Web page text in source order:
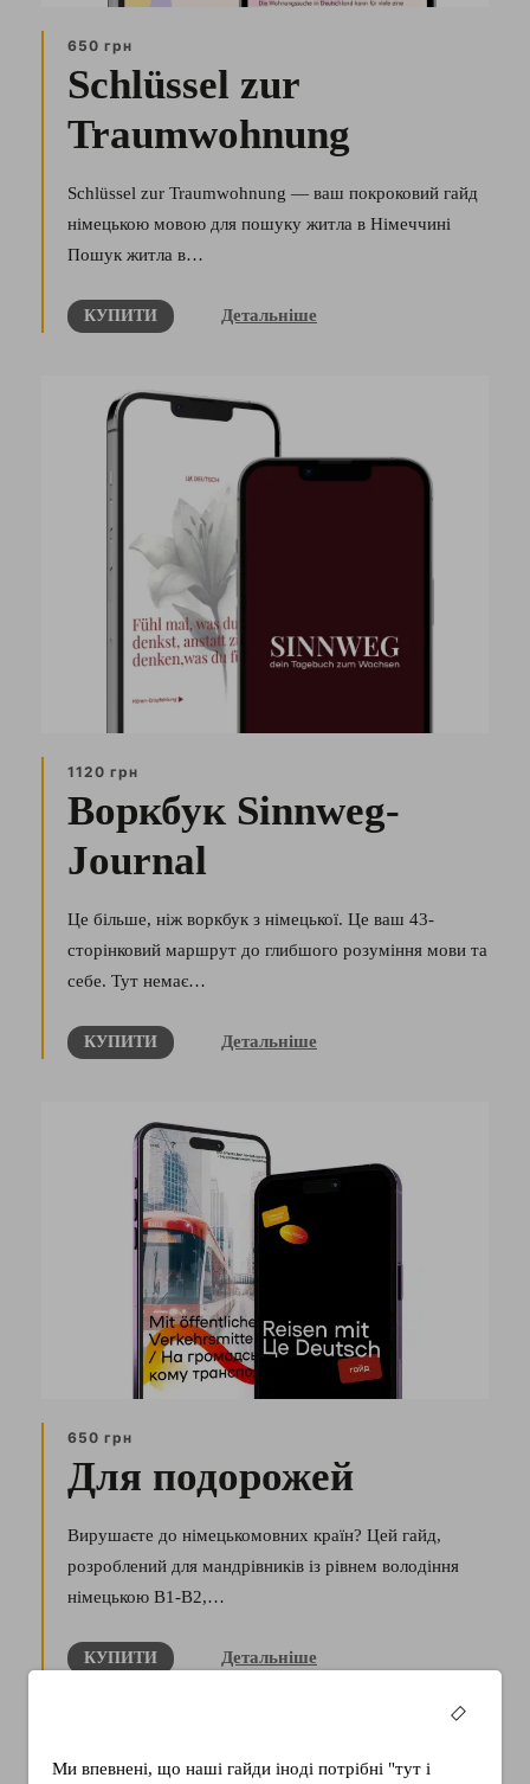
650 грн
Schlüssel zur
Traumwohnung
Schlüssel zur Traumwohnung — ваш покроковий гайд
німецькою мовою для пошуку житла в Німеччині
Пошук житла в…
КУПИТИ Детальніше
1120 грн
Воркбук Sinnweg-
Journal
Це більше, ніж воркбук з німецької. Це ваш 43-
сторінковий маршрут до глибшого розуміння мови та
себе. Тут немає…
КУПИТИ Детальніше
650 грн
Для подорожей
Вирушаєте до німецькомовних країн? Цей гайд,
розроблений для мандрівників із рівнем володіння
німецькою В1-В2,…
КУПИТИ Детальніше
Ми впевнені, що наші гайди іноді потрібні "тут і